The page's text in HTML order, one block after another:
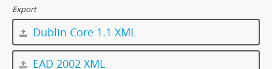
Export
Dublin Core 1.1 XML
EAD 2002 XML